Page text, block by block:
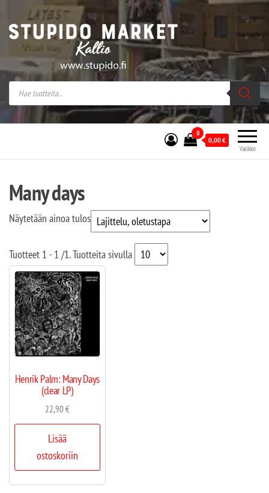
Stupido Market – verkossa ja kivijalassa
Stupido Market on vaihtoehtomusaan
erikoistunut verkko- sekä
kivijalkakauppa Helsingissä Kallion
sydämessä.
Valikko
0
0,00€
Many days
Näytetään ainoa tulos
Tuotteet 1 - 1 /1. Tuotteita sivulla
Henrik Palm: Many Days
(clear LP)
22,90€
Lisää
ostoskoriin